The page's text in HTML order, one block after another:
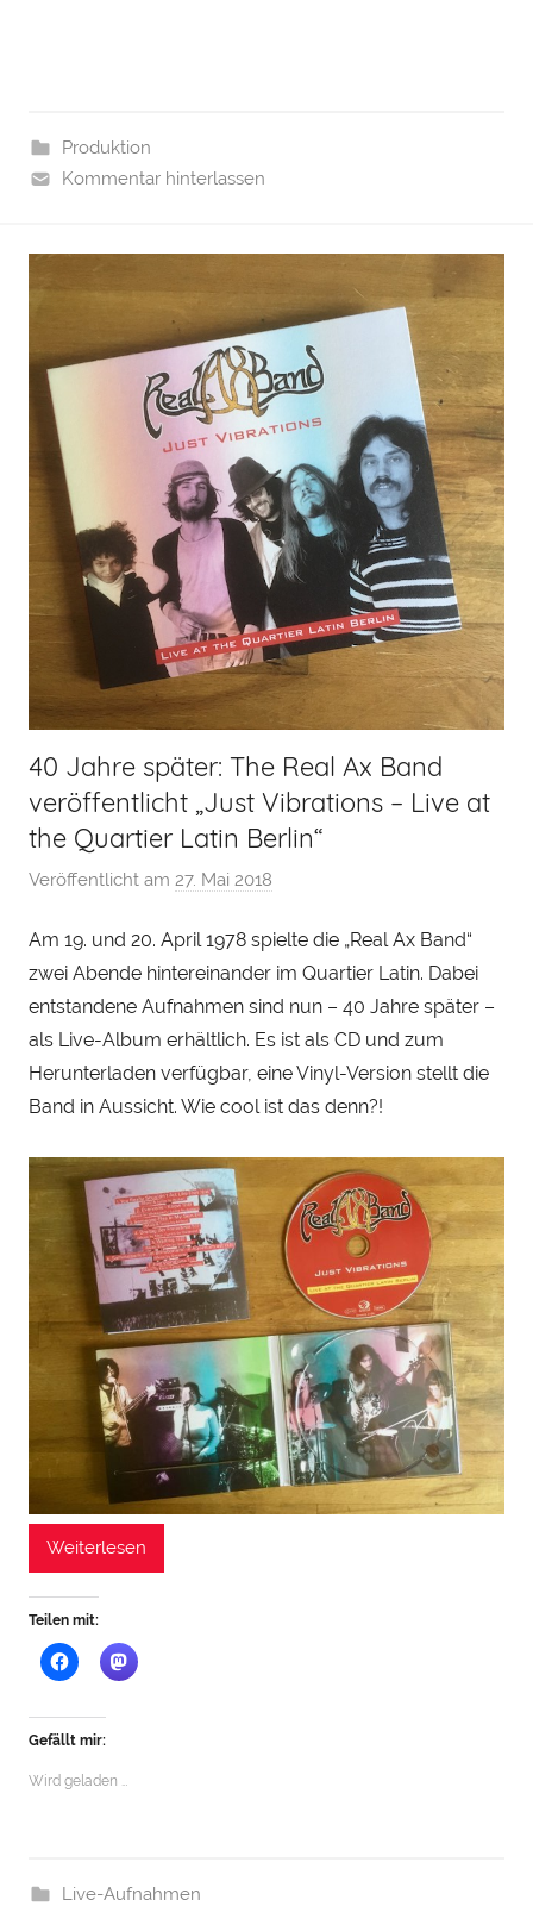
Produktion
Kommentar hinterlassen
40 Jahre später: The Real Ax Band
veröffentlicht „Just Vibrations – Live at
the Quartier Latin Berlin“
Veröffentlicht am 27. Mai 2018
n
H
e
n
r
y
t
h
a
u
Am 19. und 20. April 1978 spielte die „Real Ax Band“
zwei Abende hintereinander im Quartier Latin. Dabei
entstandene Aufnahmen sind nun – 40 Jahre später –
als Live-Album erhältlich. Es ist als CD und zum
Herunterladen verfügbar, eine Vinyl-Version stellt die
Band in Aussicht. Wie cool ist das denn?!
Weiterlesen
Teilen mit:
Gefällt mir:
Wird geladen …
Live-Aufnahmen